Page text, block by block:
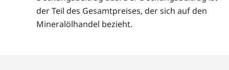
der Teil des Gesamtpreises, der sich auf den
Mineralölhandel bezieht.